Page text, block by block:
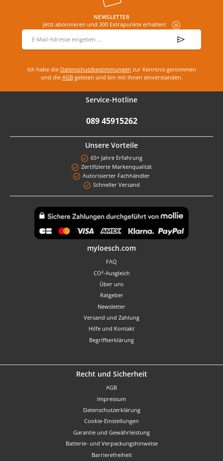
NEWSLETTER
Jetzt abonnieren und 300 Extrapunkte erhalten!
E-Mail-Adresse
Ich habe die Datenschutzbestimmungen zur Kenntnis genommen
und die AGBgelesen und bin mit ihnen einverstanden.
Service-Hotline
089 45915262
Unsere Vorteile
65+ Jahre Erfahrung
Zertifizierte Markenqualität
Autorisierter Fachhändler
Schneller Versand
myloesch.com
FAQ
CO²-Ausgleich
Über uns
Ratgeber
Newsletter
Versand und Zahlung
Hilfe und Kontakt
Begriffserklärung
Recht und Sicherheit
AGB
Impressum
Datenschutzerklärung
Cookie-Einstellungen
Garantie und Gewährleistung
Batterie- und Verpackungshinweise
Barrierefreiheit